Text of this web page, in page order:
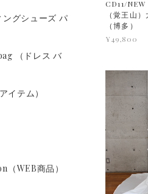
CD11/
（覚王山
（博多）
¥49,800
グシューズ パ
（ドレス バ
イテム）
WEB商品）